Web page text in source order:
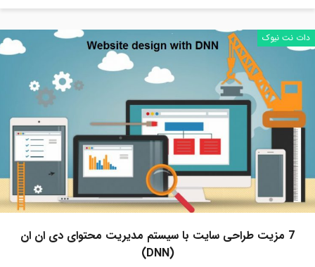
دات نت نیوک
7 مزیت طراحی سایت با سیستم مدیریت محتوای دی ان ان
(DNN)